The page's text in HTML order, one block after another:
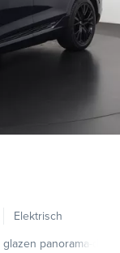
Elektrisch
panorama-dak